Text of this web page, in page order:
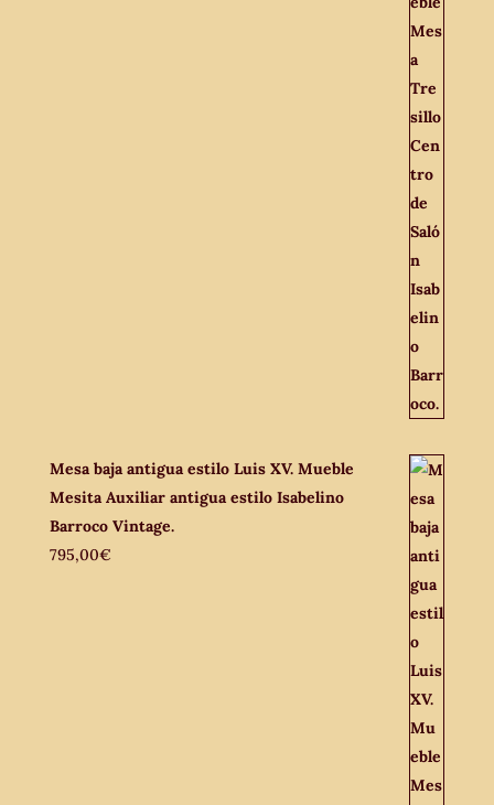
Mesa baja antigua estilo Luis XV. Mueble
Mesita Auxiliar antigua estilo Isabelino
Barroco Vintage.
795,00€